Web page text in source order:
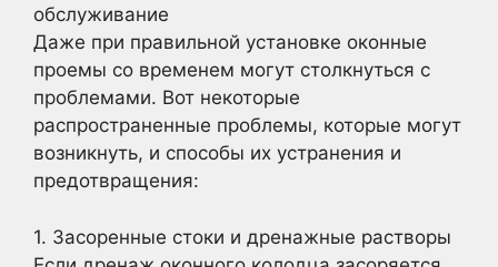
обслуживание
Даже при правильной установке оконные
проемы со временем могут столкнуться с
проблемами. Вот некоторые
распространенные проблемы, которые могут
возникнуть, и способы их устранения и
предотвращения:
1. Засоренные стоки и дренажные растворы